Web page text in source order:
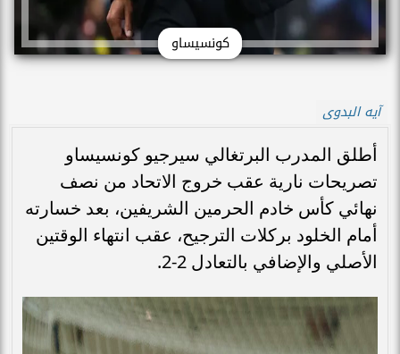
كونسيساو
آيه البدوى
أطلق المدرب البرتغالي سيرجيو كونسيساو
تصريحات نارية عقب خروج الاتحاد من نصف
نهائي كأس خادم الحرمين الشريفين، بعد خسارته
أمام الخلود بركلات الترجيح، عقب انتهاء الوقتين
الأصلي والإضافي بالتعادل 2-2.